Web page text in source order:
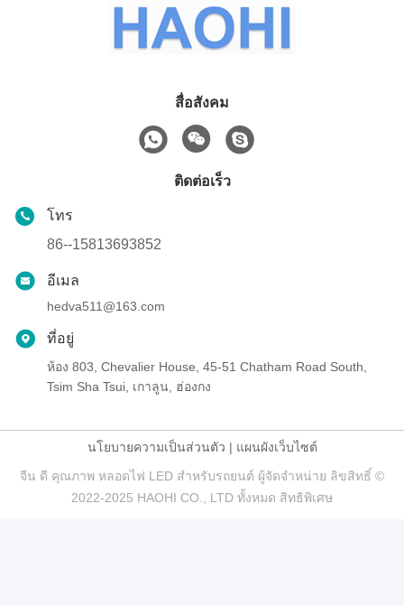
สื่อสังคม
ติดต่อเร็ว
โทร
86--15813693852
อีเมล
hedva511@163.com
ที่อยู่
ห้อง 803, Chevalier House, 45-51 Chatham Road South,
Tsim Sha Tsui, เกาลูน, ฮ่องกง
นโยบายความเป็นส่วนตัว | แผนผังเว็บไซต์
จีน ดี คุณภาพ หลอดไฟ LED สำหรับรถยนต์ ผู้จัดจำหน่าย ลิขสิทธิ์ ©
2022-2025 HAOHI CO., LTD ทั้งหมด สิทธิพิเศษ